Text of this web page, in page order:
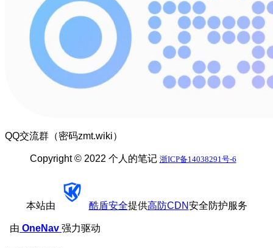
QQ交流群（密码zmt.wiki）
Copyright © 2022 个人的笔记 浙ICP备14038291号-6
本站由 酷盾安全提供高防CDN安全防护服务
由 OneNav 强力驱动